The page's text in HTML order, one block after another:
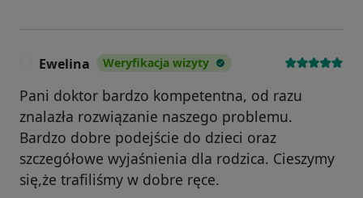
Ewelina Weryfikacja wizyty
Pani doktor bardzo kompetentna, od razu
znalazła rozwiązanie naszego problemu.
Bardzo dobre podejście do dzieci oraz
szczegółowe wyjaśnienia dla rodzica. Cieszymy
się,że trafiliśmy w dobre ręce.